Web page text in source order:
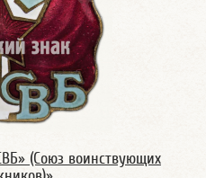
(Союз воинствующих